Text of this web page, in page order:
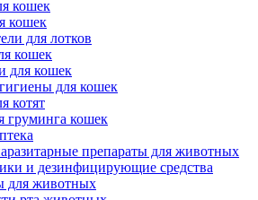
кошек
кошек
для лотков
кошек
для кошек
для кошек
котят
груминга кошек
препараты для животных
и дезинфицирующие средства
для животных